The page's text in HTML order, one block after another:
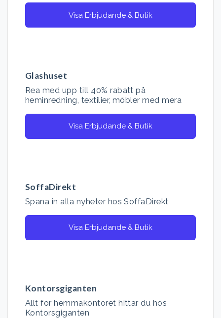
Visa Erbjudande & Butik
Glashuset
Rea med upp till 40% rabatt på
heminredning, textilier, möbler med mera
Visa Erbjudande & Butik
SoffaDirekt
Spana in alla nyheter hos SoffaDirekt
Visa Erbjudande & Butik
Kontorsgiganten
Allt för hemmakontoret hittar du hos
Kontorsgiganten